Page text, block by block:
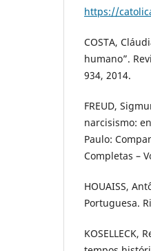
https://
COSTA,
humano”.
934, 2014.
FREUD,
narcisismo:
Paulo:
Completas –
HOUAISS,
Portuguesa.
KOSELLECK,